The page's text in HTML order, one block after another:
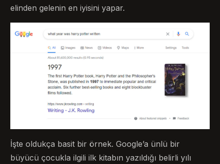
elinden gelenin en iyisini yapar.
İşte oldukça basit bir örnek. Google’a ünlü bir
büyücü çocukla ilgili ilk kitabın yazıldığı belirli yılı